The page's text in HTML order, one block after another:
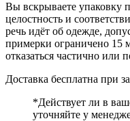
Вы вскрываете упаковку
целостность и
речь идёт об одежде,
примерки ограничено 15
отказаться частично или
Доставка бесплатна при
*Действует ли в
уточняйте у